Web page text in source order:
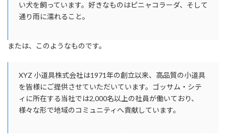
い犬を飼っています。好きなものはピニャコラーダ、そして
通り雨に濡れること。
または、このようなものです。
XYZ 小道具株式会社は1971年の創立以来、高品質の小道具
を皆様にご提供させていただいています。ゴッサム・シテ
ィに所在する当社では2,000名以上の社員が働いており、
様々な形で地域のコミュニティへ貢献しています。